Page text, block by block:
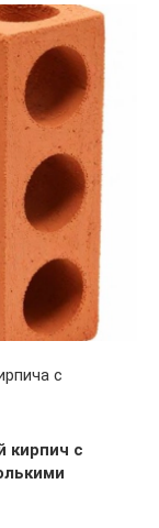
с
кирпич с